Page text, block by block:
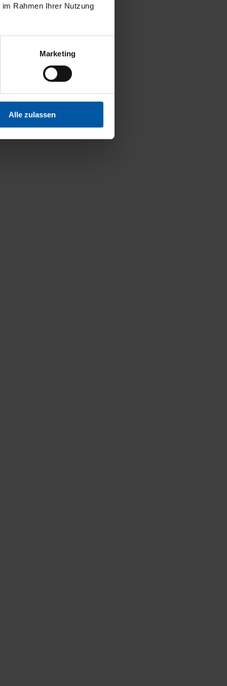
Rahmen Ihrer Nutzung
Marketing
Alle zulassen